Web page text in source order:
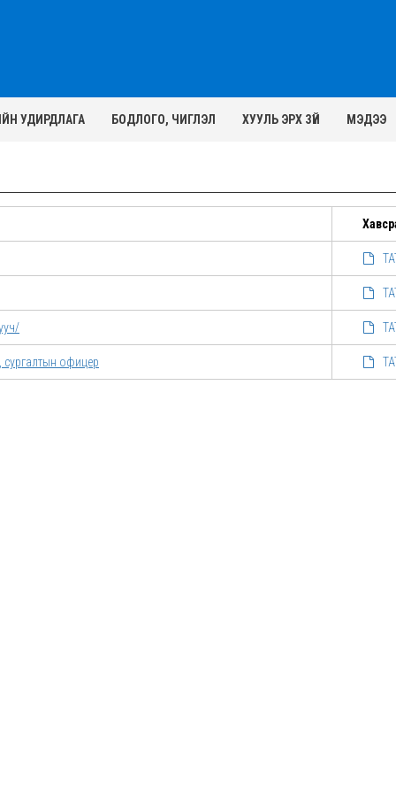
УДИРДЛАГА БОДЛОГО, ЧИГЛЭЛ ХУУЛЬ ЭРХ ЗҮЙ МЭДЭЭ
сургалтын офицер